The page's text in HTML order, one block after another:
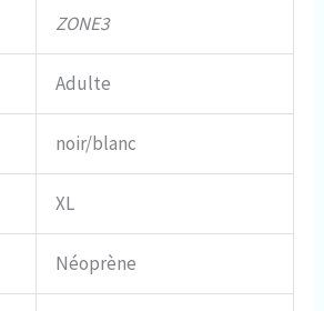
ZONE3
Adulte
noir/blanc
XL
Néoprène